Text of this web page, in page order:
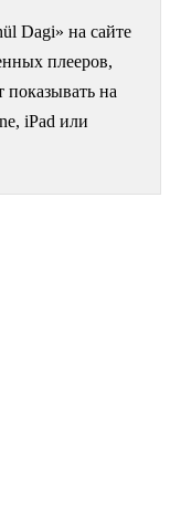
Dagi» на сайте
плееров,
показывать на
iPad или